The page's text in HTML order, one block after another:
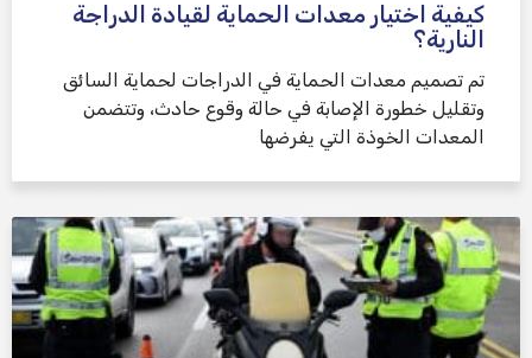
كيفية اختيار معدات الحماية لقيادة الدراجة
النارية؟
تم تصميم معدات الحماية في الدراجات لحماية السائق
وتقليل خطورة الإصابة في حالة وقوع حادث، وتتضمن
المعدات الخوذة التي يفرضها